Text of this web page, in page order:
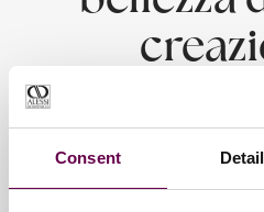
ConsentAlessi Domenico: